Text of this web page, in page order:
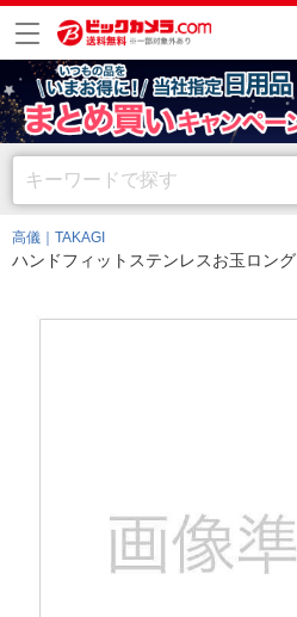
高儀｜TAKAGI
ハンドフィットステンレスお玉ロング